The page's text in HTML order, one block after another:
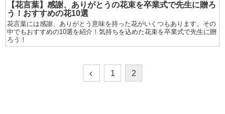
【花言葉】感謝、ありがとうの花束を卒業式で先生に贈ろ
う！おすすめの花10選
花言葉には感謝、ありがとう意味を持った花がいくつもあります。その
中でもおすすめの10選を紹介！気持ちを込めた花束を卒業式で先生に贈
ろう！
1 2